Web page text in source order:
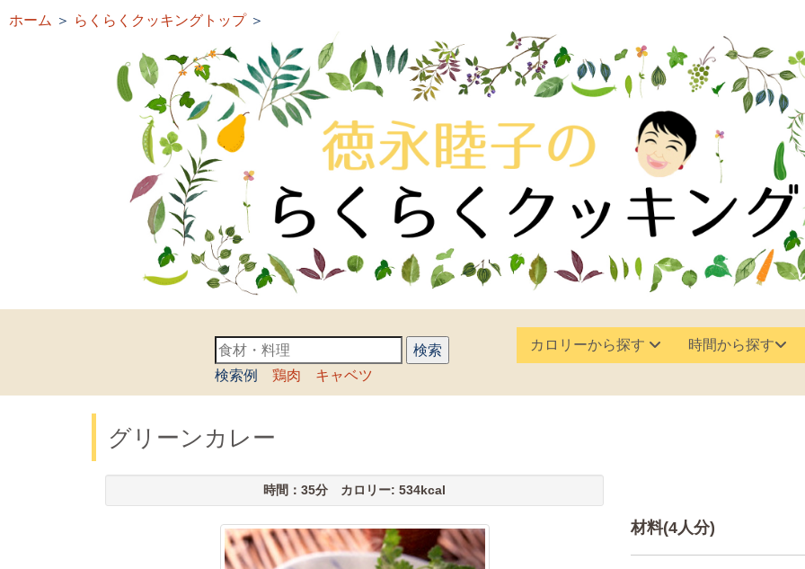
ホーム ＞ らくらくクッキングトップ＞
検索例 鶏肉 キャベツ
カロリーから探す 時間から探す
グリーンカレー
時間：35分 カロリー: 534kcal
材料(4人分)